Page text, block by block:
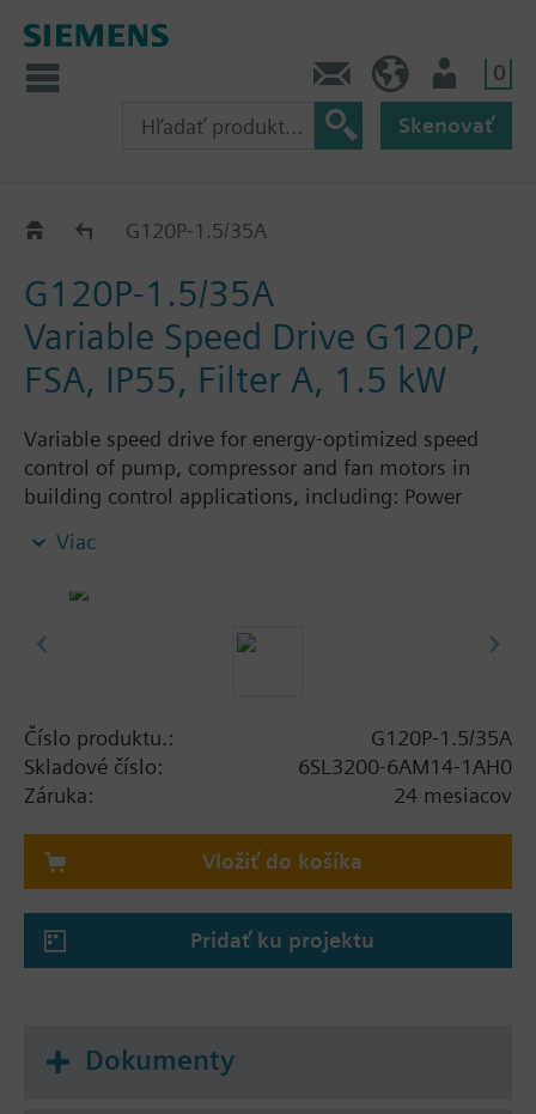
0
Skenovať
G120P..5AG120P-1.5/35A
G120P-1.5/35A
Variable Speed Drive G120P,
FSA, IP55, Filter A, 1.5 kW
Variable speed drive for energy-optimized speed
control of pump, compressor and fan motors in
building control applications, including: Power
screening plate without panel.
Additional info
When using a BOP-2 or Blanking Cover the depth
Viac
Číslo produktu.:
G120P-1.5/35A
Skladové číslo:
6SL3200-6AM14-1AH0
Záruka:
24 mesiacov
Vložiť do košíka
Pridať ku projektu
Dokumenty